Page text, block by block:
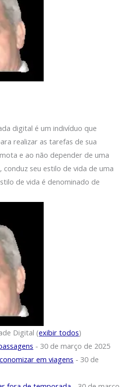
digital é um indivíduo que
realizar as tarefas de sua
e ao não depender de uma
seu estilo de vida de uma
de vida é denominado de
Digital (exibir todos)
- 30 de março de 2025
em viagens - 30 de